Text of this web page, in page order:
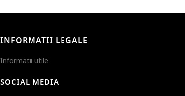
INFORMATII LEGALE
Informatii utile
SOCIAL MEDIA